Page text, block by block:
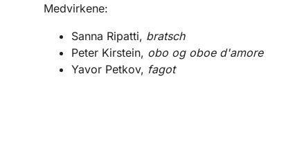
Medvirkene:
Sanna Ripatti, bratsch
Peter Kirstein, obo og oboe d'amore
Yavor Petkov, fagot